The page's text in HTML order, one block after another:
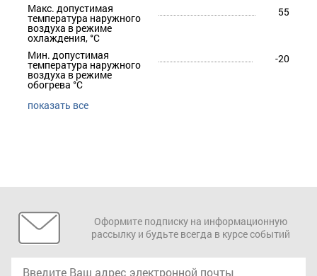
Макс. допустимая
температура наружного
воздуха в режиме
охлаждения, °С
55
Мин. допустимая
температура наружного
воздуха в режиме
обогрева °С
-20
показать все
Оформите подписку на информационную
рассылку и будьте всегда в курсе событий